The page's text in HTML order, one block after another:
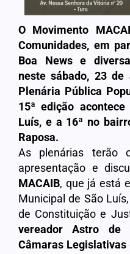
O Movimento
Comunidades, em
Boa News e
neste sábado, 23 de
Plenária Pública
15ª edição
Luís, e a 16ª no
Raposa.
As plenárias terão
apresentação e
MACAIB, que já está
Municipal de São
de Constituição e
vereador Astro de
Câmaras Legislativas